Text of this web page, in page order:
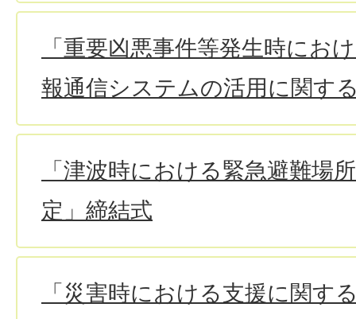
「重要凶悪事件等発生時にお
報通信システムの活用に関す
「津波時における緊急避難場
定」締結式
「災害時における支援に関す